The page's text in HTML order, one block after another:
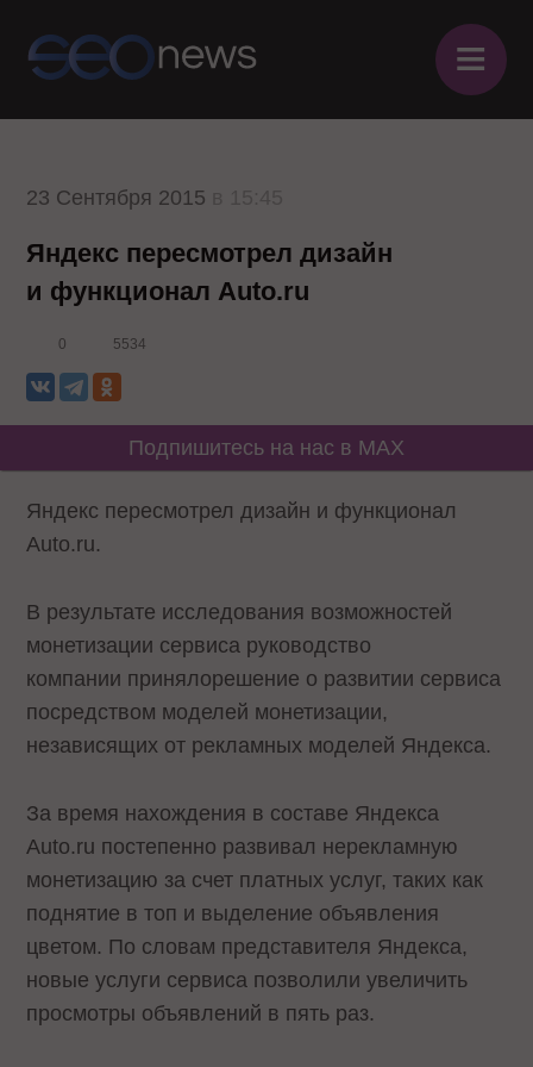
≡
23 Сентября 2015
Яндекс пересмотрел дизайн
и функционал Auto.ru
0 5534
Подпишитесь на нас в MAX
Яндекс пересмотрел дизайн и функционал
Auto.ru.
В результате исследования возможностей
монетизации сервиса руководство
компании принялорешение о развитии сервиса
посредством моделей монетизации,
независящих от рекламных моделей Яндекса.
За время нахождения в составе Яндекса
Auto.ru постепенно развивал нерекламную
монетизацию за счет платных услуг, таких как
поднятие в топ и выделение объявления
цветом. По словам представителя Яндекса,
новые услуги сервиса позволили увеличить
просмотры объявлений в пять раз.